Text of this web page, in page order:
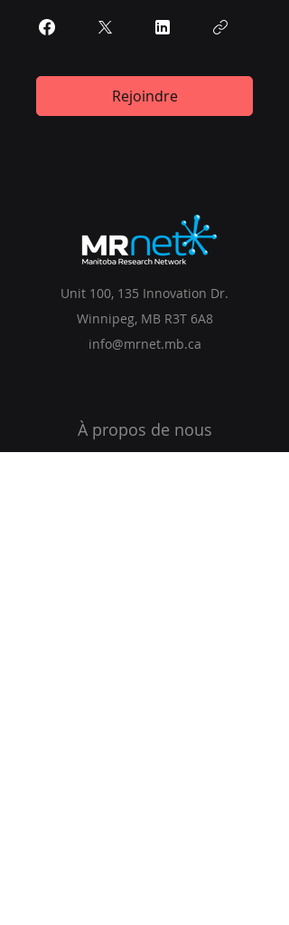
Rejoindre
Unit 100, 135 Innovation Dr.
Winnipeg, MB R3T 6A8
info@mrnet.mb.ca
À propos de nous